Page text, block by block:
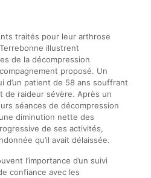
traités pour leur arthrose
illustrent
de la décompression
proposé. Un
d’un patient de 58 ans souffrant
de raideur sévère. Après un
séances de décompression
diminution nette des
de ses activités,
qu’il avait délaissée.
l’importance d’un suivi
confiance avec les